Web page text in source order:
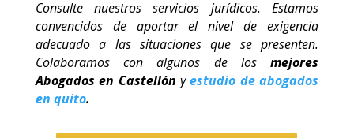
Consulte nuestros servicios jurídicos. Estamos
convencidos de aportar el nivel de exigencia
adecuado a las situaciones que se presenten.
Colaboramos con algunos de losmejores
Abogados en Castellón yestudio de abogados
en quito.